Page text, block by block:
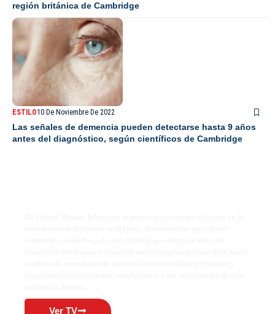
región británica de Cambridge
ESTILO10 De Noviembre De 2022
Las señales de demencia pueden detectarse hasta 9 años
antes del diagnóstico, según científicos de Cambridge
Ver TV